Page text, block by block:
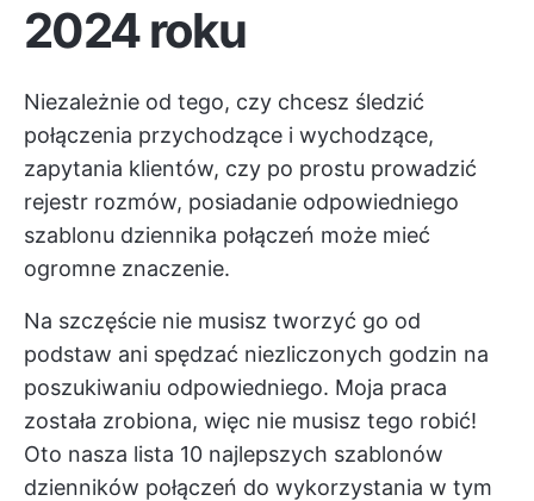
2024 roku
Niezależnie od tego, czy chcesz śledzić
połączenia przychodzące i wychodzące,
zapytania klientów, czy po prostu prowadzić
rejestr rozmów, posiadanie odpowiedniego
szablonu dziennika połączeń może mieć
ogromne znaczenie.
Na szczęście nie musisz tworzyć go od
podstaw ani spędzać niezliczonych godzin na
poszukiwaniu odpowiedniego. Moja praca
została zrobiona, więc nie musisz tego robić!
Oto nasza lista 10 najlepszych szablonów
dzienników połączeń do wykorzystania w tym